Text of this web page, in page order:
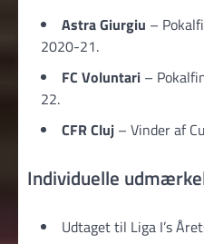
Astra Giurgiu –
2020-21.
FC Voluntari –
22.
CFR Cluj – Vinder af
Individuelle
Udtaget til Liga I’s